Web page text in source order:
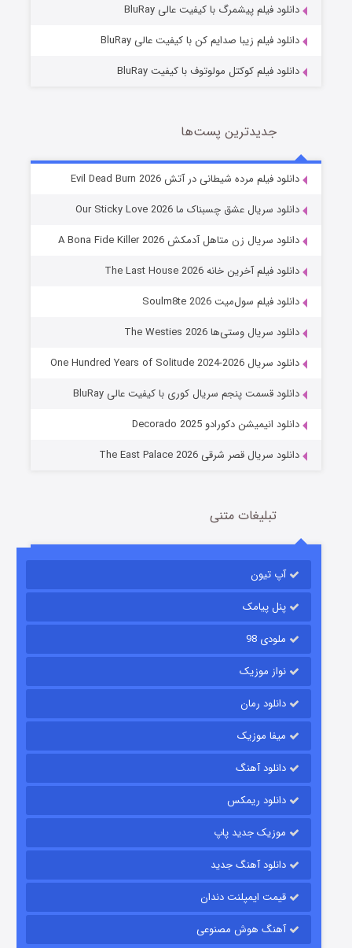
شوهر
قسمت2 (زیرنویس) منتشر شد
قسمت
دانلود فیلم پیشمرگ با کیفیت عالی BluRay
دانلود فیلم زیبا صدایم کن با کیفیت عالی BluRay
دانلود فیلم کوکتل مولوتوف با کیفیت BluRay
جدیدترین پست‌ها
دانلود فیلم مرده شیطانی در آتش Evil Dead Burn 2026
دانلود سریال عشق چسبناک ما Our Sticky Love 2026
دانلود سریال زن متاهل آدمکش A Bona Fide Killer 2026
دانلود فیلم آخرین خانه The Last House 2026
دانلود فیلم سول‌میت Soulm8te 2026
دانلود سریال وستی‌ها The Westies 2026
دانلود سریال One Hundred Years of Solitude 2024-2026
دانلود قسمت پنجم سریال کوری با کیفیت عالی BluRay
دانلود انیمیشن دکورادو Decorado 2025
دانلود سریال قصر شرقی The East Palace 2026
تبلیغات متنی
آپ تیون
پنل پیامک
ملودی 98
نواز موزیک
دانلود رمان
میفا موزیک
دانلود آهنگ
دانلود ریمکس
موزیک جدید پاپ
دانلود آهنگ جدید
قیمت ایمپلنت دندان
آهنگ هوش مصنوعی